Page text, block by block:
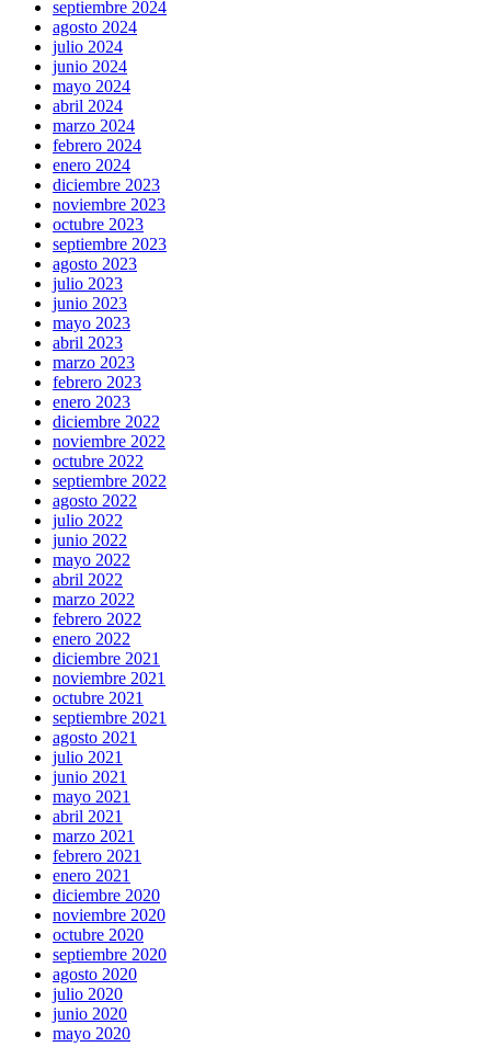
septiembre 2024
agosto 2024
julio 2024
junio 2024
mayo 2024
abril 2024
marzo 2024
febrero 2024
enero 2024
diciembre 2023
noviembre 2023
octubre 2023
septiembre 2023
agosto 2023
julio 2023
junio 2023
mayo 2023
abril 2023
marzo 2023
febrero 2023
enero 2023
diciembre 2022
noviembre 2022
octubre 2022
septiembre 2022
agosto 2022
julio 2022
junio 2022
mayo 2022
abril 2022
marzo 2022
febrero 2022
enero 2022
diciembre 2021
noviembre 2021
octubre 2021
septiembre 2021
agosto 2021
julio 2021
junio 2021
mayo 2021
abril 2021
marzo 2021
febrero 2021
enero 2021
diciembre 2020
noviembre 2020
octubre 2020
septiembre 2020
agosto 2020
julio 2020
junio 2020
mayo 2020